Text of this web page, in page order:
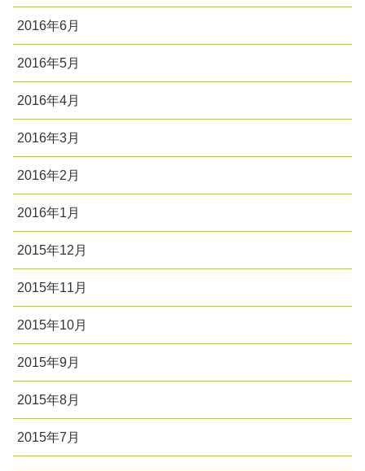
2016年6月
2016年5月
2016年4月
2016年3月
2016年2月
2016年1月
2015年12月
2015年11月
2015年10月
2015年9月
2015年8月
2015年7月